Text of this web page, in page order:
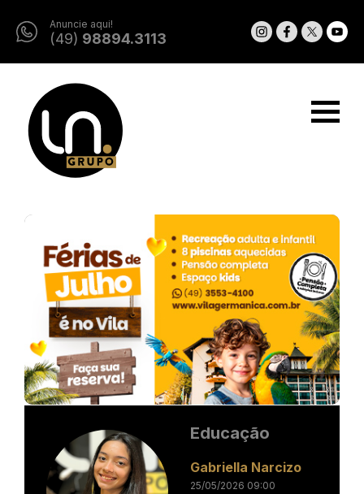
Anuncie aqui!
(49) 98894.3113
Educação
Gabriella Narcizo
25/05/2026 09:00